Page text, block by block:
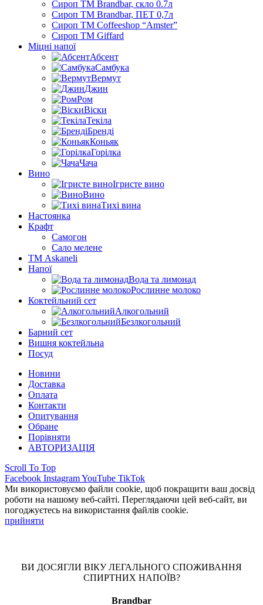
Сироп TM Brandbar, скло 0.7л
Сироп TM Brandbar, ПЕТ 0,7л
Сироп TM Coffeeshop “Amster”
Сироп TM Giffard
Міцні напої
Абсент
Самбука
Вермут
Джин
Ром
Віски
Текіла
Бренді
Коньяк
Горілка
Чача
Вино
Ігристе вино
Вино
Тихі вина
Настоянка
Крафт
Самогон
Сало мелене
ТМ Askaneli
Напої
Вода та лимонад
Рослинне молоко
Коктейльний сет
Алкогольний
Безлкогольний
Барний сет
Вишня коктейльна
Посуд
Новини
Доставка
Оплата
Контакти
Опитування
Обране
Порівняти
АВТОРИЗАЦІЯ
Scroll To Top
Facebook InstagramYouTube TikTok
Ми використовуємо файли cookie, щоб покращити ваш досвід
роботи на нашому веб-сайті. Переглядаючи цей веб-сайт, ви
погоджуєтесь на використання файлів cookie.
прийняти
ВИ ДОСЯГЛИ ВІКУ ЛЕГАЛЬНОГО СПОЖИВАННЯ
СПИРТНИХ НАПОЇВ?
Brandbar